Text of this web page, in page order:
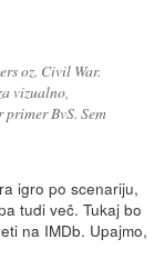
oz. Civil War.
vizualno,
BvS. Sem
igro po scenariju,
tudi več. Tukaj bo
na IMDb. Upajmo,